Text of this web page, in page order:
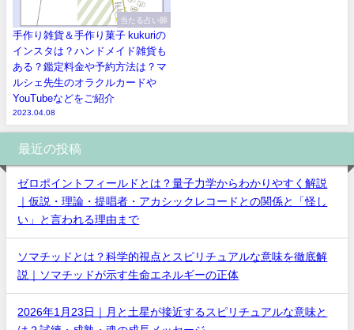
当たる占い師
手作り雑貨＆手作り菓子 kukuriの
インスタは？ハンドメイド雑貨も
ある？鑑定料金や予約方法は？マ
ルシェ先生のオラクルカードや
YouTubeなどをご紹介
2023.04.08
最近の投稿
ゼロポイントフィールドとは？量子力学からわかりやすく解説
｜仮説・理論・提唱者・アカシックレコードとの関係と「怪し
い」と言われる理由まで
ソマチッドとは？科学的視点とスピリチュアルな意味を徹底解
説｜ソマチッドが示す生命エネルギーの正体
2026年1月23日｜月と土星が接近するスピリチュアルな意味と